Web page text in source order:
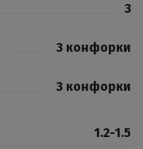
3
3 конфорки
3 конфорки
1.2-1.5